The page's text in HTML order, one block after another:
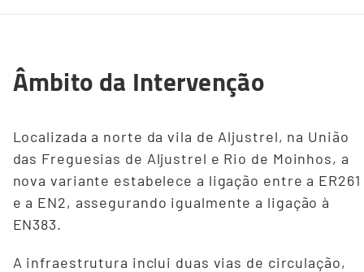
Âmbito da Intervenção
Localizada a norte da vila de Aljustrel, na União
das Freguesias de Aljustrel e Rio de Moinhos, a
nova variante estabelece a ligação entre a ER261
e a EN2, assegurando igualmente a ligação à
EN383.
A infraestrutura inclui duas vias de circulação,